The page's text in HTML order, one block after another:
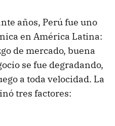
años, Perú fue uno
en América Latina:
de mercado, buena
se fue degradando,
a toda velocidad. La
tres factores: